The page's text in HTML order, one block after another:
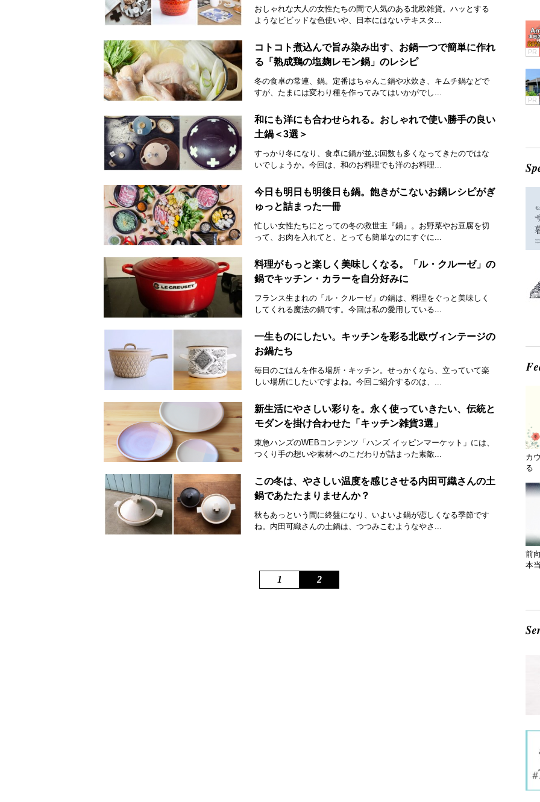
おしゃれな大人の女性たちの間で人気のある北欧雑貨。ハッとする
ようなビビッドな色使いや、日本にはないテキスタ...
コトコト煮込んで旨み染み出す、お鍋一つで簡単に作れ
る「熟成鶏の塩麹レモン鍋」のレシピ
冬の食卓の常連、鍋。定番はちゃんこ鍋や水炊き、キムチ鍋などで
すが、たまには変わり種を作ってみてはいかがでし...
和にも洋にも合わせられる。おしゃれで使い勝手の良い
土鍋＜3選＞
すっかり冬になり、食卓に鍋が並ぶ回数も多くなってきたのではな
いでしょうか。今回は、和のお料理でも洋のお料理...
今日も明日も明後日も鍋。飽きがこないお鍋レシピがぎ
ゅっと詰まった一冊
忙しい女性たちにとっての冬の救世主『鍋』。お野菜やお豆腐を切
って、お肉を入れてと、とっても簡単なのにすぐに...
料理がもっと楽しく美味しくなる。「ル・クルーゼ」の
鍋でキッチン・カラーを自分好みに
フランス生まれの「ル・クルーゼ」の鍋は、料理をぐっと美味しく
してくれる魔法の鍋です。今回は私の愛用している...
一生ものにしたい。キッチンを彩る北欧ヴィンテージの
お鍋たち
毎日のごはんを作る場所・キッチン。せっかくなら、立っていて楽
しい場所にしたいですよね。今回ご紹介するのは、...
新生活にやさしい彩りを。永く使っていきたい、伝統と
モダンを掛け合わせた「キッチン雑貨3選」
東急ハンズのWEBコンテンツ「ハンズ イッピンマーケット」には、
つくり手の想いや素材へのこだわりが詰まった素敵...
この冬は、やさしい温度を感じさせる内田可織さんの土
鍋であたたまりませんか？
秋もあっという間に終盤になり、いよいよ鍋が恋しくなる季節です
ね。内田可織さんの土鍋は、つつみこむようなやさ...
1 2
PR
PR
カ
る
前
本